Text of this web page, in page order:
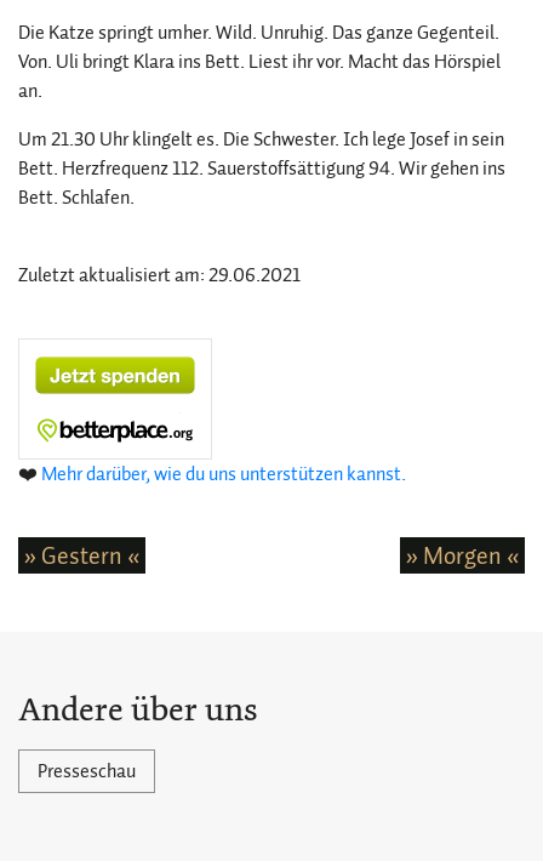
Die Katze springt umher. Wild. Unruhig. Das ganze Gegenteil.
Von. Uli bringt Klara ins Bett. Liest ihr vor. Macht das Hörspiel
an.
Um 21.30 Uhr klingelt es. Die Schwester. Ich lege Josef in sein
Bett. Herzfrequenz 112. Sauerstoffsättigung 94. Wir gehen ins
Bett. Schlafen.
Zuletzt aktualisiert am: 29.06.2021
❤️ Mehr darüber, wie du uns unterstützen kannst.
» Gestern « » Morgen «
Andere über uns
Presseschau